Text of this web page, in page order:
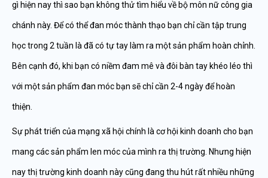
gì hiện nay thì sao bạn không thử tìm hiểu về bộ môn nữ công gia
chánh này. Để có thể đan móc thành thạo bạn chỉ cần tập trung
học trong 2 tuần là đã có tự tay làm ra một sản phẩm hoàn chỉnh.
Bên cạnh đó, khi bạn có niềm đam mê và đôi bàn tay khéo léo thì
với một sản phẩm đan móc bạn sẽ chỉ cần 2-4 ngày để hoàn
thiện.
Sự phát triển của mạng xã hội chính là cơ hội kinh doanh cho bạn
mang các sản phẩm len móc của mình ra thị trường. Nhưng hiện
nay thị trường kinh doanh này cũng đang thu hút rất nhiều những